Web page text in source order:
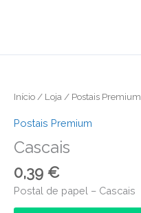
Início / Loja / Postais Premium
Postais Premium
Cascais
0,39 €
Postal de papel – Cascais